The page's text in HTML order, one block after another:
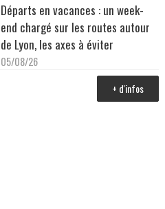
Départs en vacances : un week-
end chargé sur les routes autour
de Lyon, les axes à éviter
05/08/26
+ d'infos